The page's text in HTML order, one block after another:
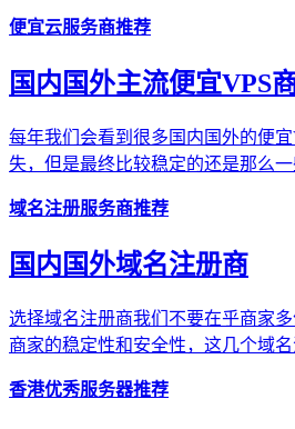
便宜云服务商推荐
国内国外主流便宜VPS
每年我们会看到很多国内国外的便
失，但是最终比较稳定的还是那么
域名注册服务商推荐
国内国外域名注册商
选择域名注册商我们不要在乎商家
商家的稳定性和安全性，这几个域
香港优秀服务器推荐